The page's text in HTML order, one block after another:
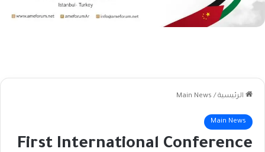
الرئيسية /
Main News
Main News
First International Conference